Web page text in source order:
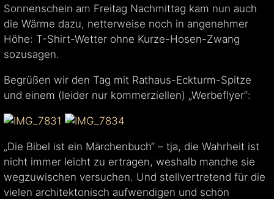
Sonnenschein am Freitag Nachmittag kam nun auch
die Wärme dazu, netterweise noch in angenehmer
Höhe: T-Shirt-Wetter ohne Kurze-Hosen-Zwang
sozusagen.
Begrüßen wir den Tag mit Rathaus-Eckturm-Spitze
und einem (leider nur kommerziellen) „Werbeflyer“:
„Die Bibel ist ein Märchenbuch“ – tja, die Wahrheit ist
nicht immer leicht zu ertragen, weshalb manche sie
wegzuwischen versuchen. Und stellvertretend für die
vielen architektonisch aufwendigen und schön